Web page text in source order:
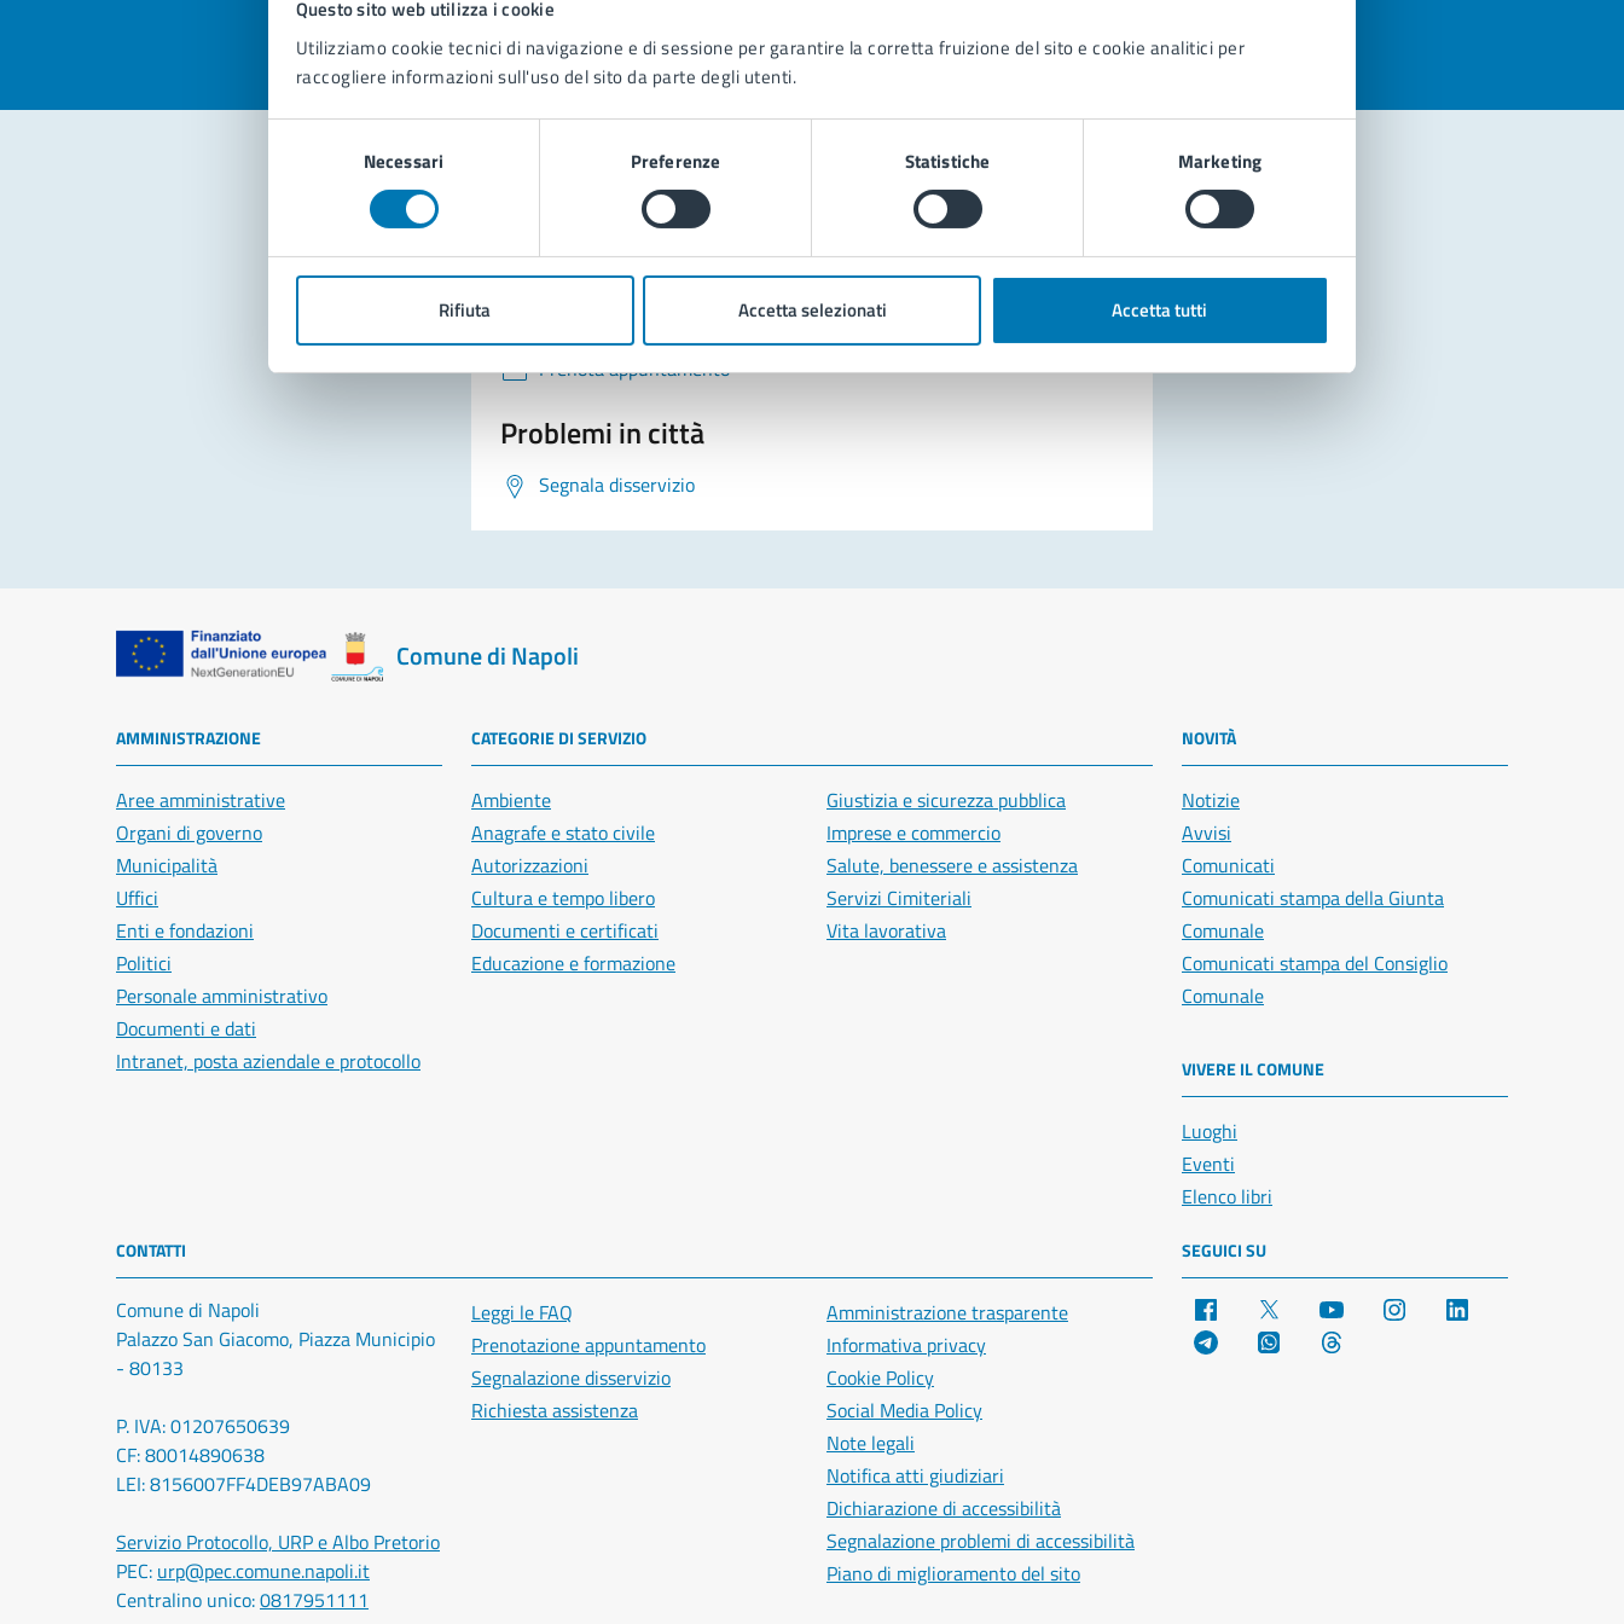
Questo sito web utilizza i cookie
Utilizziamo cookie tecnici di navigazione e di sessione per garantire la corretta fruizione del sito e cookie analitici per
raccogliere informazioni sull'uso del sito da parte degli utenti.
Necessari Preferenze Statistiche Marketing
Rifiuta Accetta selezionati Accetta tutti
Contatta il comune
Leggi le domande frequenti
Prenota appuntamento
Problemi in città
Segnala disservizio
Comune di Napoli
AMMINISTRAZIONE
Aree amministrative
Organi di governo
Municipalità
Uffici
Enti e fondazioni
Politici
Personale amministrativo
Documenti e dati
Intranet, posta aziendale e protocollo
CATEGORIE DI SERVIZIO
Ambiente
Anagrafe e stato civile
Autorizzazioni
Cultura e tempo libero
Documenti e certificati
Educazione e formazione
Giustizia e sicurezza pubblica
Imprese e commercio
Salute, benessere e assistenza
Servizi Cimiteriali
Vita lavorativa
NOVITÀ
Notizie
Avvisi
Comunicati
Comunicati stampa della Giunta
Comunale
Comunicati stampa del Consiglio
Comunale
VIVERE IL COMUNE
Luoghi
Eventi
Elenco libri
CONTATTI
Comune di Napoli
Palazzo San Giacomo, Piazza Municipio
- 80133
P. IVA: 01207650639
CF: 80014890638
LEI: 8156007FF4DEB97ABA09
Servizio Protocollo, URP e Albo Pretorio
PEC: urp@pec.comune.napoli.it
Centralino unico:0817951111
Leggi le FAQ
Prenotazione appuntamento
Segnalazione disservizio
Richiesta assistenza
Amministrazione trasparente
Informativa privacy
Cookie Policy
Social Media Policy
Note legali
Notifica atti giudiziari
Dichiarazione di accessibilità
Segnalazione problemi di accessibilità
Piano di miglioramento del sito
SEGUICI SU
Facebook YouTube Instagram
Telegram WhatsApp